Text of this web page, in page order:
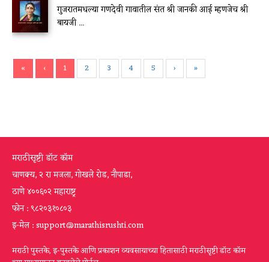
गुजरातमधल्या गणदेवी गावातील संत श्री जानकी आई म्हणजेच श्री
बायजी ...
« ‹ 1 2 3 4 5 › »
मराठीसृष्टी डॉट कॉम
चाणक्य, २ रा मजला, गोखले रोड, नौपाडा,
ठाणे ४००६०२ महाराष्ट्र
फोन : ९८२०३१०८०३
इ-मेल : support@marathisrushti.com
मराठी पुस्तके, इ-पुस्तके आणि प्रकाशन व्यवसायाच्या हितासाठी मराठीसृष्टी डॉट कॉम